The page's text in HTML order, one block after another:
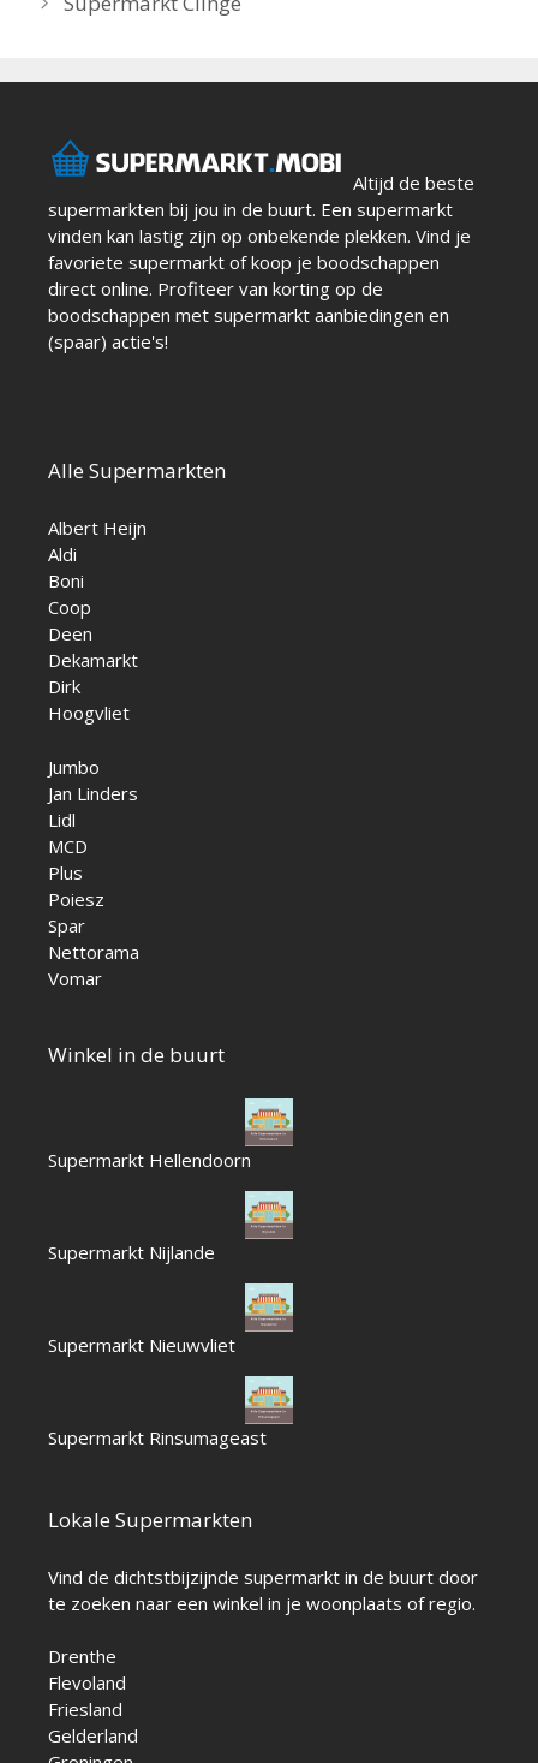
Altijd de beste
supermarkten bij jou in de buurt. Een supermarkt
vinden kan lastig zijn op onbekende plekken. Vind je
favoriete supermarkt of koop je boodschappen
direct online. Profiteer van korting op de
boodschappen met supermarkt aanbiedingen en
(spaar) actie's!
Alle Supermarkten
Albert Heijn
Aldi
Boni
Coop
Deen
Dekamarkt
Dirk
Hoogvliet
Jumbo
Jan Linders
Lidl
MCD
Plus
Poiesz
Spar
Nettorama
Vomar
Winkel in de buurt
Supermarkt Hellendoorn
Supermarkt Nijlande
Supermarkt Nieuwvliet
Supermarkt Rinsumageast
Lokale Supermarkten
Vind de dichtstbijzijnde supermarkt in de buurt door
te zoeken naar een winkel in je woonplaats of regio.
Drenthe
Flevoland
Friesland
Gelderland